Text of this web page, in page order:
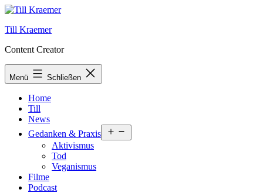
Zum
springen
Till Kraemer
Content Creator
Menü Schließen
Home
Till
News
Gedanken & Praxis
öffnen
Aktivismus
Tod
Veganismus
Filme
Podcast